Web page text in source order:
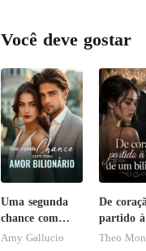
Você deve gostar
Uma segunda
chance com
meu amor
Arny Gallucio
De
partido à
de um